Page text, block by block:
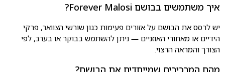
איך משתמשים בבושם Forever Malosi?
יש לרסס את הבושם על אזורים פעימות כגון שורשי הצוואר, פרקי
הידיים או מאחורי האוזניים — ניתן להשתמש בבוקר או בערב, לפי
הצורך והמראה הרצוי.
מהם המרכיבים שמייחדים את הבושם?